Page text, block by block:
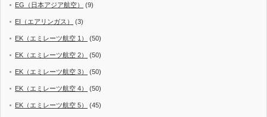
EG（日本アジア航空） (9)
EI（エアリンガス） (3)
EK（エミレーツ航空 1） (50)
EK（エミレーツ航空 2） (50)
EK（エミレーツ航空 3） (50)
EK（エミレーツ航空 4） (50)
EK（エミレーツ航空 5） (45)